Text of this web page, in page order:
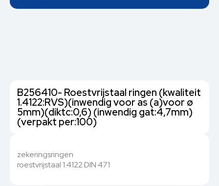
B256410- Roestvrijstaal ringen (kwaliteit
1.4122:RVS)(inwendig voor as (a)voor ø
5mm)(diktc:0,6) (inwendig gat:4,7mm)
(verpakt per:100)
zekeringsringen
roestvrijstaal 1.4122 DIN 471